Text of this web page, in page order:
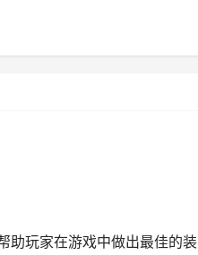
助玩家在游戏中做出最佳的装